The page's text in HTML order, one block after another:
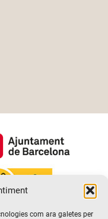
com ara galetes per